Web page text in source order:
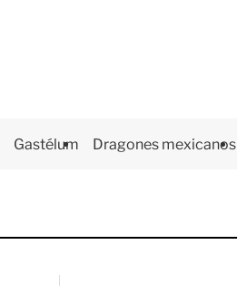
Gastélum Dragones mexicanos